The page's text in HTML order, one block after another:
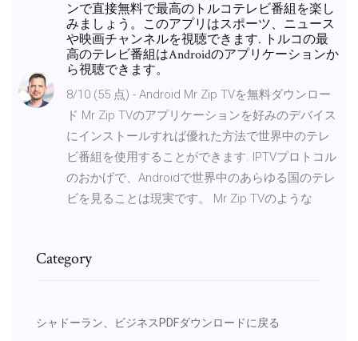
ンで直接無料で最高のトルコテレビ番組を楽し
みましょう。このアプリはスポーツ、ニュース
や映画チャンネルを視聴できます. トルコの最
高のテレビ番組はAndroidのアプリケーションか
ら視聴できます。
8/10 (55 点) - Android Mr Zip TVを無料ダウンロー
ド Mr Zip TVのアプリケーションを好みのデバイス
にインストールすれば優れた方法で世界中のテレ
ビ番組を使用することができます. IPTVプロトコル
のおかげで、Androidで世界中のあらゆる国のテレ
ビを見ることは現実です。 Mr Zip TVのような
Category
シャドーラン、ビジネスPDFダウンロードに戻る